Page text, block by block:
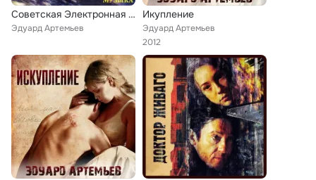
Советская Электронная Музыка
Эдуард Артемьев
Икупление
Эдуард Артемьев
2012